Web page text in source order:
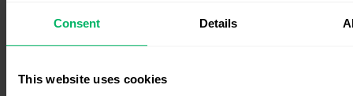
Consent Details
This website uses cookies
na zamówienie już